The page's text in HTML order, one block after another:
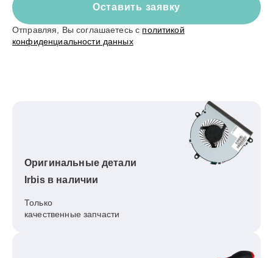
Оставить заявку
Отправляя, Вы соглашаетесь с политикой
конфиденциальности данных
Оригинальные детали
Irbis в наличии
Только
качественные запчасти